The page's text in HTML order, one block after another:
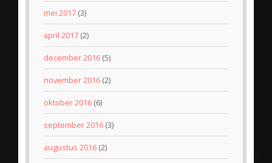
mei 2017 (3)
april 2017 (2)
december 2016 (5)
november 2016 (2)
oktober 2016 (6)
september 2016 (3)
augustus 2016 (2)